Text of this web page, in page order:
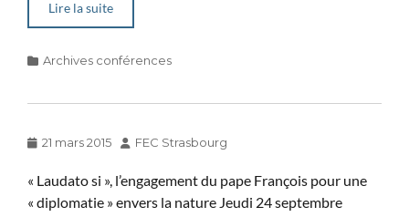
Lire la suite
Categories
Archives conférences
Posted
21 mars 2015 Author
FEC Strasbourg
« Laudato si », l’engagement du pape François pour une
« diplomatie » envers la nature Jeudi 24 septembre